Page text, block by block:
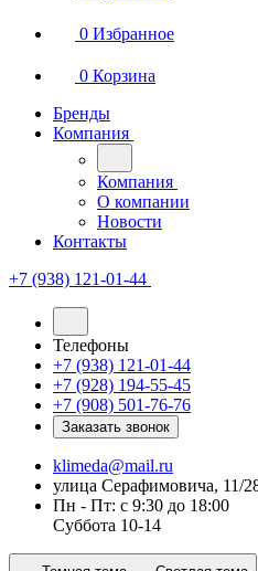
0 Избранное
0 Корзина
Бренды
Компания
Компания
О компании
Новости
Контакты
+7 (938) 121-01-44
Телефоны
+7 (938) 121-01-44
+7 (928) 194-55-45
+7 (908) 501-76-76
Заказать звонок
klimeda@mail.ru
улица Серафимовича, 11/
Пн - Пт: с 9:30 до 18:00
Суббота 10-14